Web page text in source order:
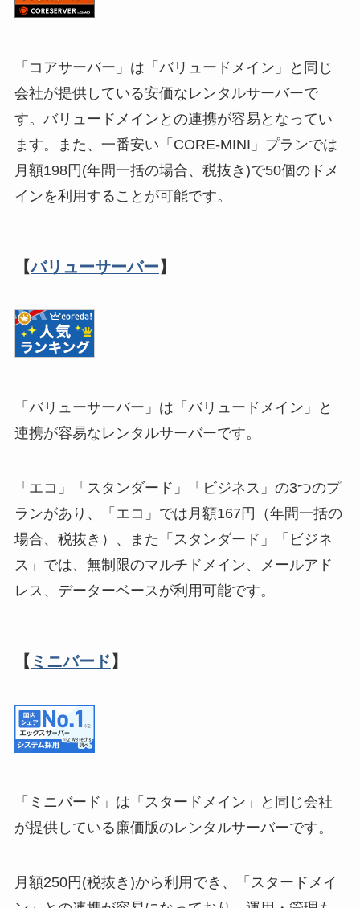
「コアサーバー」は「バリュードメイン」と同じ
会社が提供している安価なレンタルサーバーで
す。バリュードメインとの連携が容易となってい
ます。また、一番安い「CORE-MINI」プランでは
月額198円(年間一括の場合、税抜き)で50個のドメ
インを利用することが可能です。
【バリューサーバー】
「バリューサーバー」は「バリュードメイン」と
連携が容易なレンタルサーバーです。
「エコ」「スタンダード」「ビジネス」の3つのプ
ランがあり、「エコ」では月額167円（年間一括の
場合、税抜き）、また「スタンダード」「ビジネ
ス」では、無制限のマルチドメイン、メールアド
レス、データーベースが利用可能です。
【 ミニバード】
「ミニバード」は「スタードメイン」と同じ会社
が提供している廉価版のレンタルサーバーです。
月額250円(税抜き)から利用でき、「スタードメイ